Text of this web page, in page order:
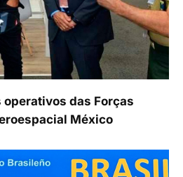
operativos das Forças
México